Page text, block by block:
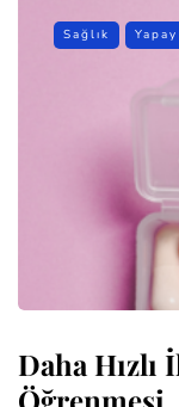
Sağlık
Daha